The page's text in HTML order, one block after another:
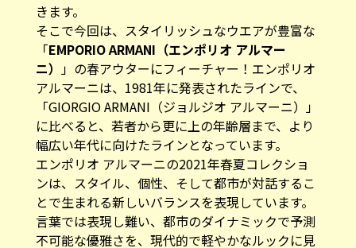
きます。
そこで今回は、スタイリッシュなウエアが豊富な
「EMPORIO ARMANI（エンポリオ アルマー
ニ） 」の春アウターにフィーチャー！エンポリオ
アルマーニは、1981年に発表されたラインで、
「GIORGIO ARMANI（ジョルジオ アルマーニ）」
に比べると、若者から更に上の年齢層まで、より
幅広い年代に向けたラインとなっています。
エンポリオ アルマーニの2021年春夏コレクショ
ンは、スタイル、個性、そして都市が対話するこ
とで生まれる新しいバランスを表現しています。
言葉では表現し難い、都市のダイナミックで予測
不可能な優雅さを、現代的で軽やかなルックに見